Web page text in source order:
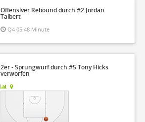
Offensiver Rebound durch #2 Jordan
Talbert
Q4 05:48 Minute
2er - Sprungwurf durch #5 Tony Hicks
verworfen